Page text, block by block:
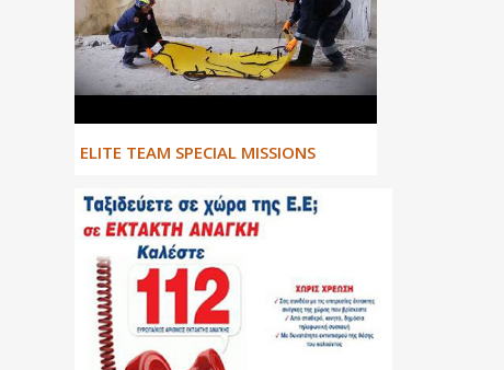
ΕLITE TEAM SPECIAL MISSIONS